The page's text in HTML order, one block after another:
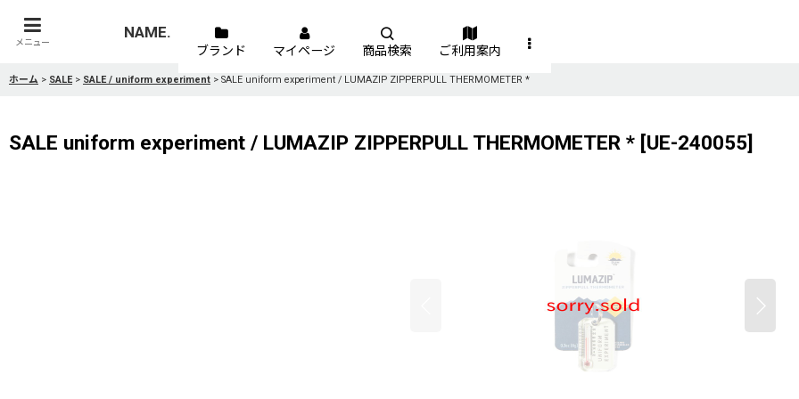
メニュー
NAME.
ブランド マイページ 商品検索 ご利用案内
ホーム > SALE > SALE / uniform experiment > SALE uniform experiment / LUMAZIP ZIPPERPULL THERMOMETER *
SALE uniform experiment / LUMAZIP ZIPPERPULL THERMOMETER * [UE-240055]